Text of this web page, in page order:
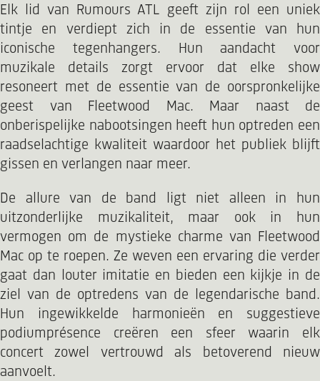
Elk lid van Rumours ATL geeft zijn rol een uniek
tintje en verdiept zich in de essentie van hun
iconische tegenhangers. Hun aandacht voor
muzikale details zorgt ervoor dat elke show
resoneert met de essentie van de oorspronkelijke
geest van Fleetwood Mac. Maar naast de
onberispelijke nabootsingen heeft hun optreden een
raadselachtige kwaliteit waardoor het publiek blijft
gissen en verlangen naar meer.
De allure van de band ligt niet alleen in hun
uitzonderlijke muzikaliteit, maar ook in hun
vermogen om de mystieke charme van Fleetwood
Mac op te roepen. Ze weven een ervaring die verder
gaat dan louter imitatie en bieden een kijkje in de
ziel van de optredens van de legendarische band.
Hun ingewikkelde harmonieën en suggestieve
podiumprésence creëren een sfeer waarin elk
concert zowel vertrouwd als betoverend nieuw
aanvoelt.